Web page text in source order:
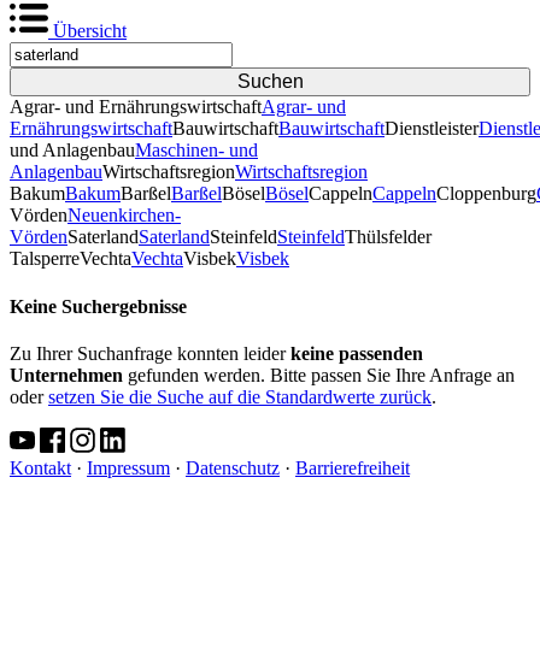
Übersicht
Agrar- und ErnährungswirtschaftAgrar- und
ErnährungswirtschaftBauwirtschaftBauwirtschaftDienstleister
und AnlagenbauMaschinen- und
AnlagenbauWirtschaftsregionWirtschaftsregion
BakumBakumBarßelBarßelBöselBöselCappelnCappelnCloppenburg
VördenNeuenkirchen-
VördenSaterlandSaterlandSteinfeldSteinfeldThülsfelder
TalsperreVechtaVechtaVisbekVisbek
Keine Suchergebnisse
Zu Ihrer Suchanfrage konnten leiderkeine passenden
Unternehmen gefunden werden. Bitte passen Sie Ihre Anfrage an
odersetzen Sie die Suche auf die Standardwerte zurück.
Kontakt · Impressum · Datenschutz · Barrierefreiheit